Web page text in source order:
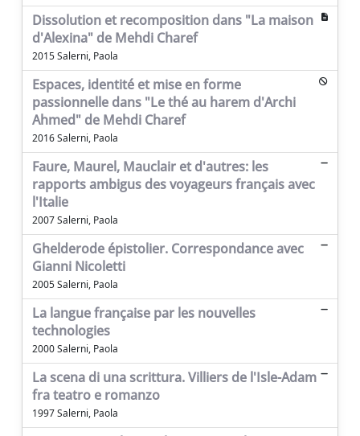
Dissolution et recomposition dans "La maison
d'Alexina" de Mehdi Charef
2015 Salerni, Paola
Espaces, identité et mise en forme
passionnelle dans "Le thé au harem d'Archi
Ahmed" de Mehdi Charef
2016 Salerni, Paola
Faure, Maurel, Mauclair et d'autres: les
rapports ambigus des voyageurs français avec
l'Italie
2007 Salerni, Paola
Ghelderode épistolier. Correspondance avec
Gianni Nicoletti
2005 Salerni, Paola
La langue française par les nouvelles
technologies
2000 Salerni, Paola
La scena di una scrittura. Villiers de l'Isle-Adam
fra teatro e romanzo
1997 Salerni, Paola